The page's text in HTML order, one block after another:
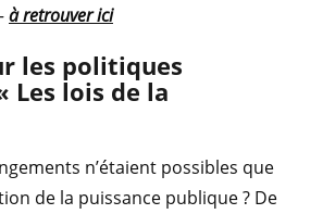
à retrouver ici
les politiques
Les lois de la
n’étaient possibles que
de la puissance publique ? De